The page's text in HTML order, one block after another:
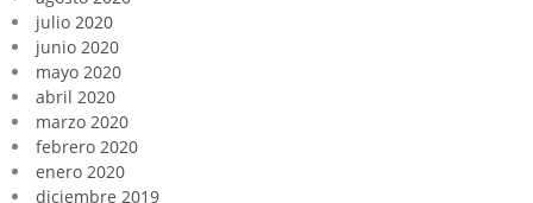
julio 2020
junio 2020
mayo 2020
abril 2020
marzo 2020
febrero 2020
enero 2020
diciembre 2019